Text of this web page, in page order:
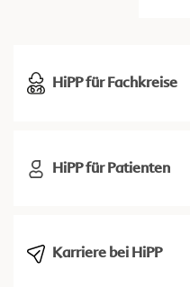
HiPP für Fachkreise
HiPP für Patienten
Karriere bei HiPP